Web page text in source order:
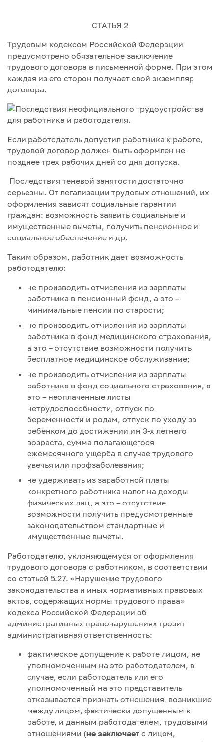
СТАТЬЯ 2
Трудовым кодексом Российской Федерации
предусмотрено обязательное заключение
трудового договора в письменной форме. При этом
каждая из его сторон получает свой экземпляр
договора.
Если работодатель допустил работника к работе,
трудовой договор должен быть оформлен не
позднее трех рабочих дней со дня допуска.
Последствия теневой занятости достаточно
серьезны. От легализации трудовых отношений, их
оформления зависят социальные гарантии
граждан: возможность заявить социальные и
имущественные вычеты, получить пенсионное и
социальное обеспечение и др.
Таким образом, работник дает возможность
работодателю:
не производить отчисления из зарплаты
работника в пенсионный фонд, а это –
минимальные пенсии по старости;
не производить отчисления из зарплаты
работника в фонд медицинского страхования,
а это – отсутствие возможности получить
бесплатное медицинское обслуживание;
не производить отчисления из зарплаты
работника в фонд социального страхования, а
это – неоплаченные листы
нетрудоспособности, отпуск по
беременности и родам, отпуск по уходу за
ребенком до достижении им 3-х летнего
возраста, сумма полагающегося
ежемесячного ущерба в случае трудового
увечья или профзаболевания;
не удерживать из заработной платы
конкретного работника налог на доходы
физических лиц, а это – отсутствие
возможности получить предусмотренные
законодательством стандартные и
имущественные вычеты.
Работодателю, уклоняющемуся от оформления
трудового договора с работником, в соответствии
со статьей 5.27. «Нарушение трудового
законодательства и иных нормативных правовых
актов, содержащих нормы трудового права»
кодекса Российской Федерации об
административных правонарушениях грозит
административная ответственность:
фактическое допущение к работе лицом, не
уполномоченным на это работодателем, в
случае, если работодатель или его
уполномоченный на это представитель
отказывается признать отношения, возникшие
между лицом, фактически допущенным к
работе, и данным работодателем, трудовыми
отношениями (не заключает с лицом,